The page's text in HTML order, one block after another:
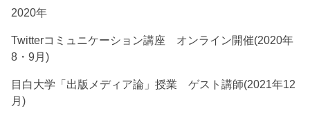
2020年
Twitterコミュニケーション講座 オンライン開催(2020年
8・9月)
目白大学「出版メディア論」授業 ゲスト講師(2021年12
月)